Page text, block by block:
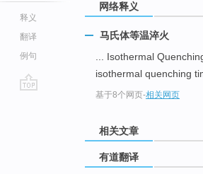
释义
翻译
例句
网络释义
马氏体等温淬火
... Isothermal
isothermal quenching
基于8个网页-相关网页
相关文章
有道翻译